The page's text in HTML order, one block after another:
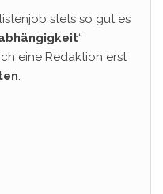
stets so gut es
“
eine Redaktion erst
.